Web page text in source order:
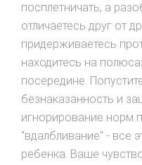
посплетничать, а
отличаетесь друг от
придерживаетесь
находитесь на
посередине.
безнаказанность и
игнорирование норм
"вдалбливание" - все
ребенка. Ваше